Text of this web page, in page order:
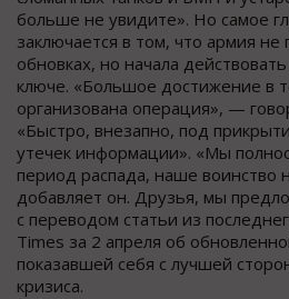
больше не увидите». Но самое
заключается в том, что армия не
обновках, но начала
ключе. «Большое достижение в
организована операция», —
«Быстро, внезапно, под
утечек информации». «Мы
период распада, наше
добавляет он. Друзья, мы
с переводом статьи из
Times за 2 апреля об
показавшей себя с лучшей
кризиса.